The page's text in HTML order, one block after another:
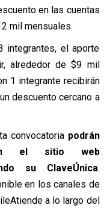
en las cuentas
mil mensuales.
el aporte
alrededor de $9 mil
1 integrante recibirán
descuento cercano a
convocatoria podrán
el sitio web
su ClaveÚnica.
en los canales de
a lo largo del